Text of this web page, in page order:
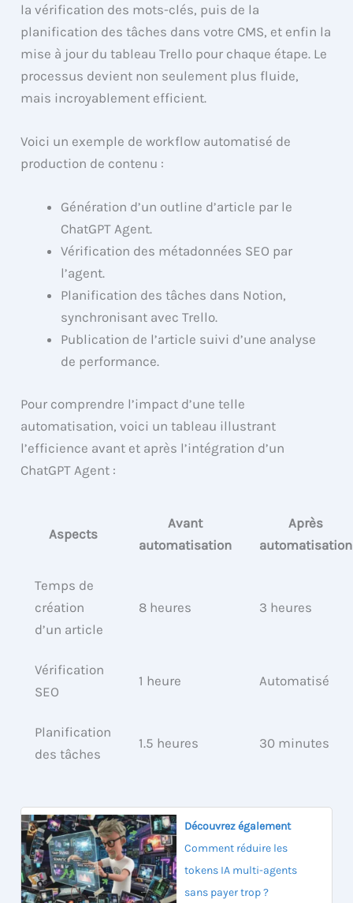
la vérification des mots-clés, puis de la
planification des tâches dans votre CMS, et enfin la
mise à jour du tableau Trello pour chaque étape. Le
processus devient non seulement plus fluide,
mais incroyablement efficient.
Voici un exemple de workflow automatisé de
production de contenu :
Génération d’un outline d’article par le
ChatGPT Agent.
Vérification des métadonnées SEO par
l’agent.
Planification des tâches dans Notion,
synchronisant avec Trello.
Publication de l’article suivi d’une analyse
de performance.
Pour comprendre l’impact d’une telle
automatisation, voici un tableau illustrant
l’efficience avant et après l’intégration d’un
ChatGPT Agent :
Aspects
Avant
automatisation
Après
automatisation
Temps de
création
d’un article
8 heures 3 heures
Vérification
SEO
1 heure Automatisé
Planification
des tâches
1.5 heures 30 minutes
Découvrez également
Comment réduire les
tokens IA multi-agents
sans payer trop ?